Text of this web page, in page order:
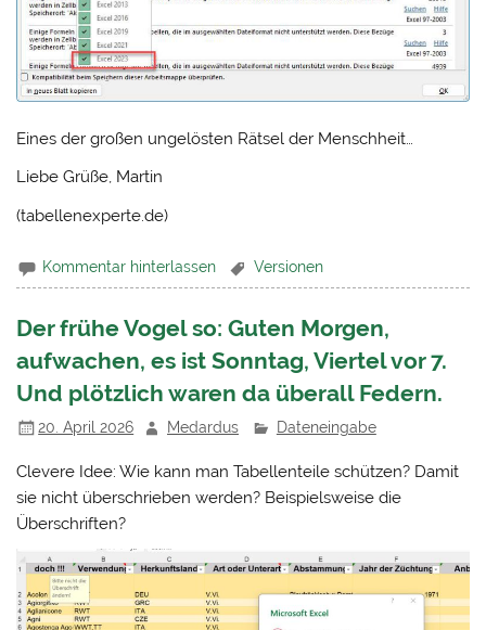
Eines der großen ungelösten Rätsel der Menschheit…
Liebe Grüße, Martin
(tabellenexperte.de)
Kommentar hinterlassen Versionen
Der frühe Vogel so: Guten Morgen,
aufwachen, es ist Sonntag, Viertel vor 7.
Und plötzlich waren da überall Federn.
20. April 2026 Medardus Dateneingabe
Clevere Idee: Wie kann man Tabellenteile schützen? Damit
sie nicht überschrieben werden? Beispielsweise die
Überschriften?